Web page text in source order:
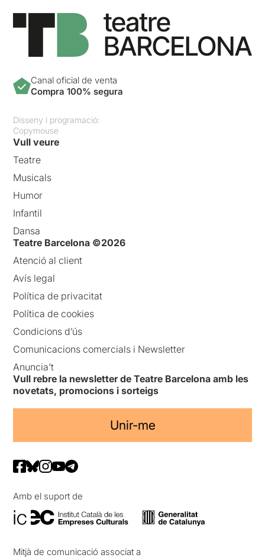
Canal oficial de venta
Compra 100% segura
Disseny i programació:
Copymouse
Vull veure
Teatre
Musicals
Humor
Infantil
Dansa
Teatre Barcelona ©2026
Atenció al client
Avís legal
Política de privacitat
Política de cookies
Condicions d’ús
Comunicacions comercials i Newsletter
Anuncia’t
Vull rebre la newsletter de Teatre Barcelona amb les
novetats, promocions i sorteigs
Unir-me
Amb el suport de
Mitjà de comunicació associat a